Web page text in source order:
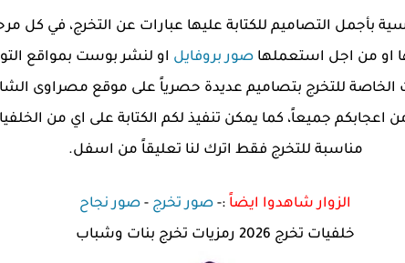
بأجمل التصاميم للكتابة عليها عبارات عن التخرج، في كل
او من اجل استعملها صور بروفايل او لنشر بوست بمواقع
من اعجابكم جميعاً، كما يمكن تنفيذ لكم الكتابة على اي من
مناسبة للتخرج فقط اترك لنا تعليقاً من اسفل.
الزوار شاهدوا ايضاً :- صور تخرج - صور نجاح
خلفيات تخرج 2026 رمزيات تخرج بنات وشباب